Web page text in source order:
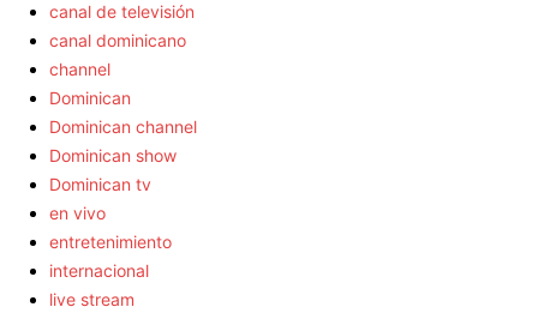
canal de televisión
canal dominicano
channel
Dominican
Dominican channel
Dominican show
Dominican tv
en vivo
entretenimiento
internacional
live stream